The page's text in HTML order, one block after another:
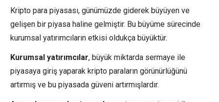
Kripto para piyasası, günümüzde giderek büyüyen ve
gelişen bir piyasa haline gelmiştir. Bu büyüme sürecinde
kurumsal yatırımcıların etkisi oldukça büyüktür.
Kurumsal yatırımcılar, büyük miktarda sermaye ile
piyasaya giriş yaparak kripto paraların görünürlüğünü
artırmış ve bu piyasada güveni artırmışlardır.